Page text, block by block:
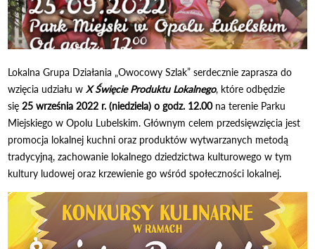
Lokalna Grupa Działania „Owocowy Szlak” serdecznie zaprasza do
wzięcia udziału w X Święcie Produktu Lokalnego, które odbędzie
się25 września 2022 r. (niedziela) o godz. 12.00 na terenie Parku
Miejskiego w Opolu Lubelskim. Głównym celem przedsięwzięcia jest
promocja lokalnej kuchni oraz produktów wytwarzanych metodą
tradycyjną, zachowanie lokalnego dziedzictwa kulturowego w tym
kultury ludowej oraz krzewienie go wśród społeczności lokalnej.